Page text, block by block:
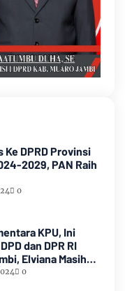
Ke DPRD Provinsi
2029, PAN Raih
0
KPU, Ini
dan DPR RI
Elviana Masih
0